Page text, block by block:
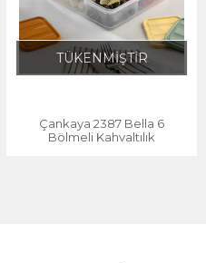
TÜKENMİŞTİR
Çankaya 2387 Bella 6
Bölmeli Kahvaltılık